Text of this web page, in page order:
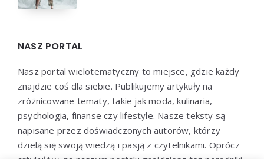
NASZ PORTAL
Nasz portal wielotematyczny to miejsce, gdzie każdy
znajdzie coś dla siebie. Publikujemy artykuły na
zróżnicowane tematy, takie jak moda, kulinaria,
psychologia, finanse czy lifestyle. Nasze teksty są
napisane przez doświadczonych autorów, którzy
dzielą się swoją wiedzą i pasją z czytelnikami. Oprócz